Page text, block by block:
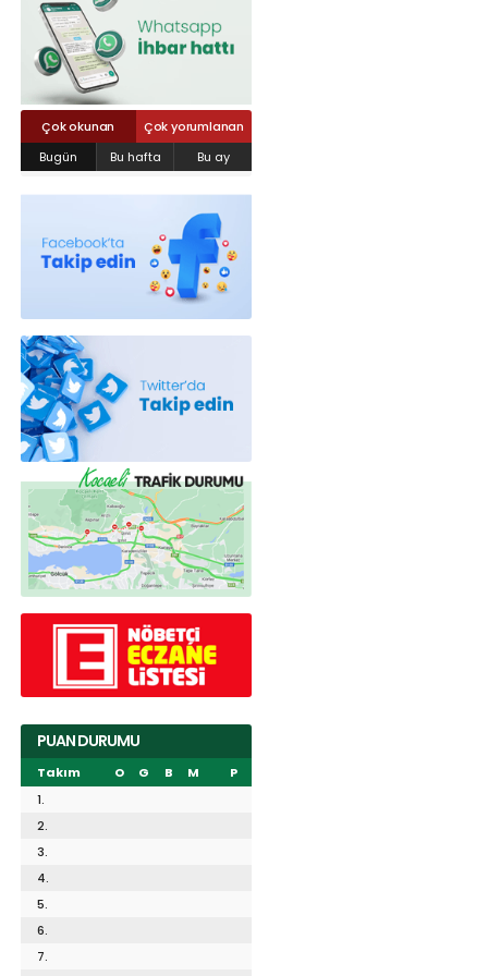
Çok okunan
Çok yorumlanan
Bugün
Bu hafta Bu ay
PUAN DURUMU
Takım O G B M
P
1.
2.
3.
4.
5.
6.
7.
Yahya Kaptan Mahallesi Akkavaklar
kocaelisokak@gmail.com